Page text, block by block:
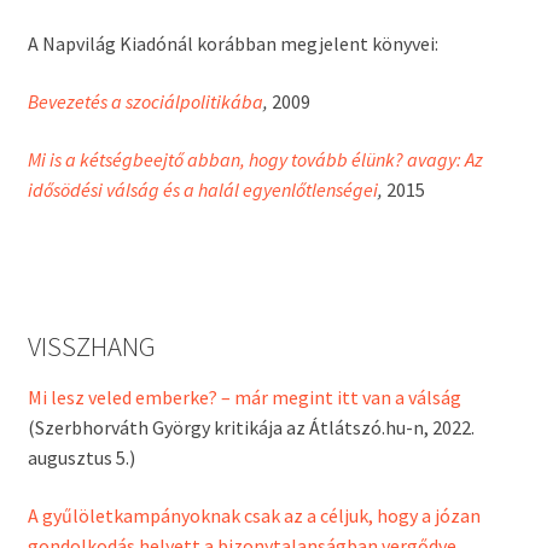
A Napvilág Kiadónál korábban megjelent könyvei:
Bevezetés a szociálpolitikába, 2009
Mi is a kétségbeejtő abban, hogy tovább élünk? avagy: Az
idősödési válság és a halál egyenlőtlenségei, 2015
VISSZHANG
Mi lesz veled emberke? – már megint itt van a válság
(Szerbhorváth György kritikája az Átlátszó.hu-n, 2022.
augusztus 5.)
A gyűlöletkampányoknak csak az a céljuk, hogy a józan